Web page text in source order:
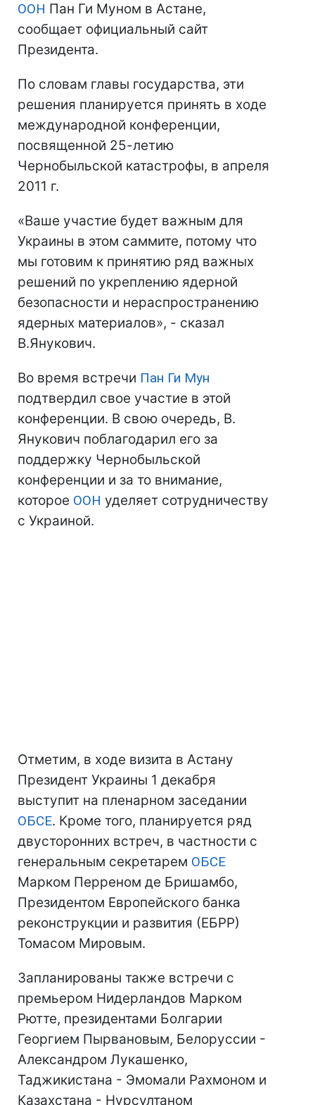
ООН Пан Ги Муном в Астане,
сообщает официальный сайт
Президента.
По словам главы государства, эти
решения планируется принять в ходе
международной конференции,
посвященной 25-летию
Чернобыльской катастрофы, в апреля
2011 г.
«Ваше участие будет важным для
Украины в этом саммите, потому что
мы готовим к принятию ряд важных
решений по укреплению ядерной
безопасности и нераспространению
ядерных материалов», - сказал
В.Янукович.
Во время встречи Пан Ги Мун
подтвердил свое участие в этой
конференции. В свою очередь, В.
Янукович поблагодарил его за
поддержку Чернобыльской
конференции и за то внимание,
которое ООН уделяет сотрудничеству
с Украиной.
Отметим, в ходе визита в Астану
Президент Украины 1 декабря
выступит на пленарном заседании
ОБСЕ. Кроме того, планируется ряд
двусторонних встреч, в частности с
генеральным секретарем ОБСЕ
Марком Перреном де Бришамбо,
Президентом Европейского банка
реконструкции и развития (ЕБРР)
Томасом Мировым.
Запланированы также встречи с
премьером Нидерландов Марком
Рютте, президентами Болгарии
Георгием Пырвановым, Белоруссии -
Александром Лукашенко,
Таджикистана - Эмомали Рахмоном и
Казахстана - Нурсултаном